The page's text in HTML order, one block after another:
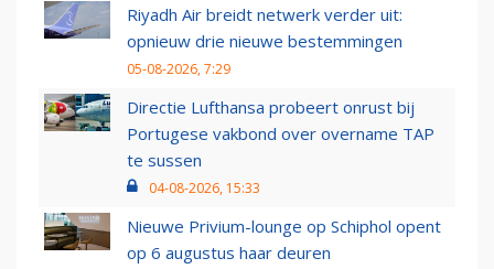
Riyadh Air breidt netwerk verder uit:
opnieuw drie nieuwe bestemmingen
05-08-2026, 7:29
Directie Lufthansa probeert onrust bij
Portugese vakbond over overname TAP
te sussen
04-08-2026, 15:33
Nieuwe Privium-lounge op Schiphol opent
op 6 augustus haar deuren